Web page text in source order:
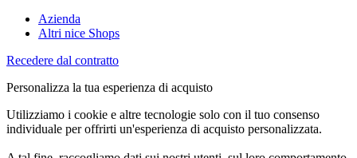
Azienda
Altri nice Shops
Recedere dal contratto
Personalizza la tua esperienza di acquisto
Utilizziamo i cookie e altre tecnologie solo con il tuo consenso
individuale per offrirti un'esperienza di acquisto personalizzata.